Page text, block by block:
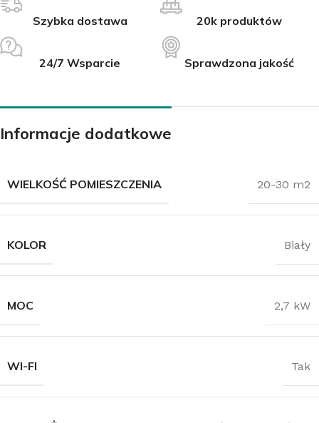
Szybka dostawa 20k produktów
24/7 Wsparcie Sprawdzona jakość
Informacje dodatkowe
WIELKOŚĆ POMIESZCZENIA 20-30 m2
KOLOR Biały
MOC 2,7 kW
WI-FI Tak